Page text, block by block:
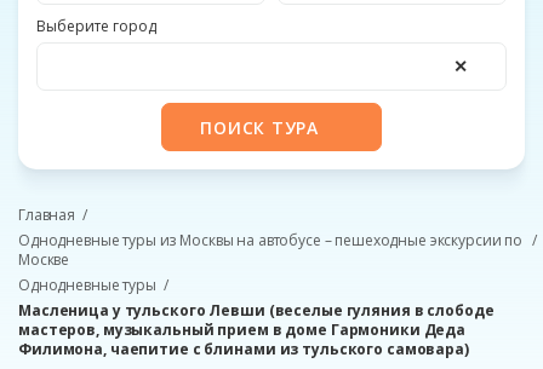
Выберите город
✕
ПОИСК ТУРА
Главная
Однодневные туры из Москвы на автобусе – пешеходные экскурсии по
Москве
Однодневные туры
Масленица у тульского Левши (веселые гуляния в слободе
мастеров, музыкальный прием в доме Гармоники Деда
Филимона, чаепитие с блинами из тульского самовара)